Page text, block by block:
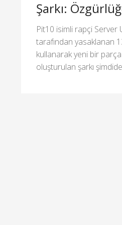
Şarkı:
Pit10 isimli rapçi Server
tarafından yasaklanan
kullanarak yeni bir
oluşturulan şarkı